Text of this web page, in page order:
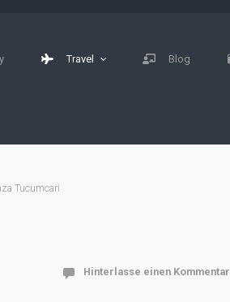
Travel Blog
Tucumcari
Hinterlasse einen Kommentar